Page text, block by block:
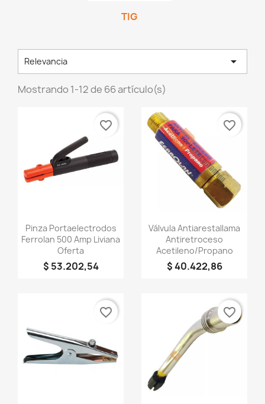
TIG
Relevancia 
Mostrando 1-12 de 66 artículo(s)
Vista rápida
Pinza Portaelectrodos
Ferrolan 500 Amp Liviana
Oferta
$ 53.202,54
favorite_border
Vista rápida
Válvula Antiarestallama
Antiretroceso
Acetileno/propano
$ 40.422,86
favorite_border
favorite_border favorite_border
Crear lista de deseos ×